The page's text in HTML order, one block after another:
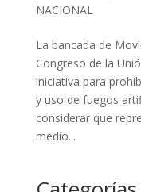
NACIONAL
La bancada de
Congreso de la
iniciativa para
y uso de fuegos
considerar que
medio...